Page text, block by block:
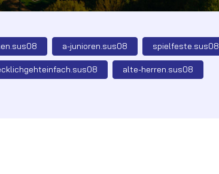
a-junioren.sus08 spielfeste.sus08
alte-herren.sus08